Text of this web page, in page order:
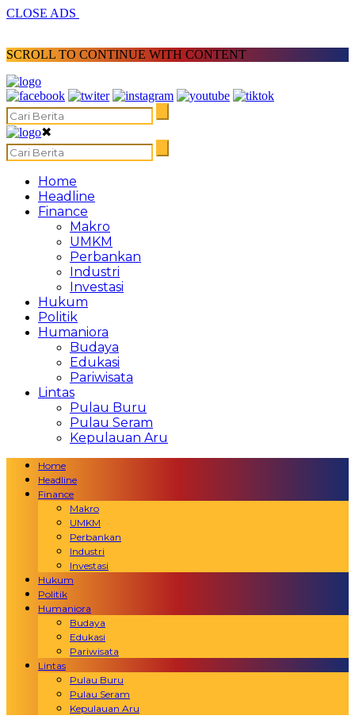
CLOSE ADS
SCROLL TO CONTINUE WITH CONTENT
✖
Home
Headline
Finance
Makro
UMKM
Perbankan
Industri
Investasi
Hukum
Politik
Humaniora
Budaya
Edukasi
Pariwisata
Lintas
Pulau Buru
Pulau Seram
Kepulauan Aru
Home
Headline
Finance
Makro
UMKM
Perbankan
Industri
Investasi
Hukum
Politik
Humaniora
Budaya
Edukasi
Pariwisata
Lintas
Pulau Buru
Pulau Seram
Kepulauan Aru